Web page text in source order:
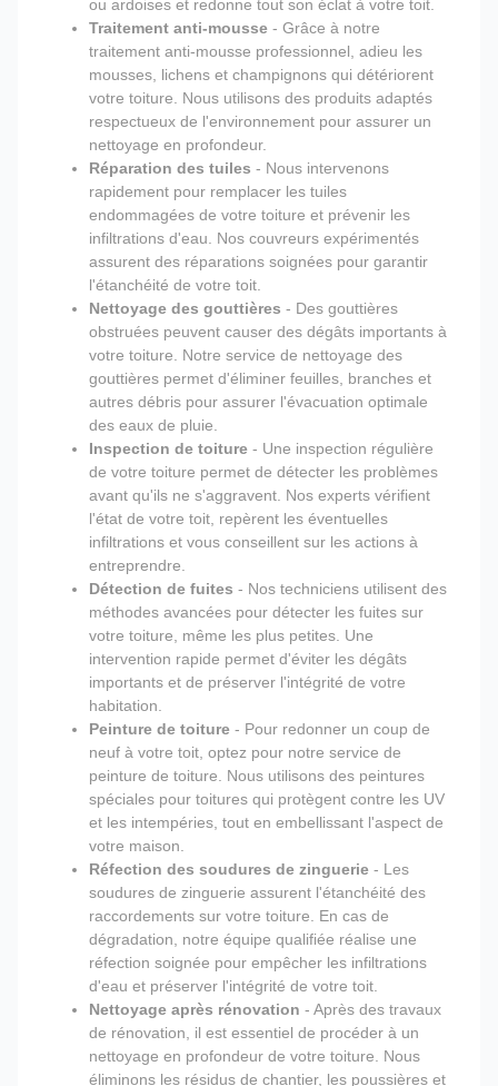
ou ardoises et redonne tout son éclat à votre toit.
Traitement anti-mousse - Grâce à notre
traitement anti-mousse professionnel, adieu les
mousses, lichens et champignons qui détériorent
votre toiture. Nous utilisons des produits adaptés
respectueux de l'environnement pour assurer un
nettoyage en profondeur.
Réparation des tuiles - Nous intervenons
rapidement pour remplacer les tuiles
endommagées de votre toiture et prévenir les
infiltrations d'eau. Nos couvreurs expérimentés
assurent des réparations soignées pour garantir
l'étanchéité de votre toit.
Nettoyage des gouttières - Des gouttières
obstruées peuvent causer des dégâts importants à
votre toiture. Notre service de nettoyage des
gouttières permet d'éliminer feuilles, branches et
autres débris pour assurer l'évacuation optimale
des eaux de pluie.
Inspection de toiture - Une inspection régulière
de votre toiture permet de détecter les problèmes
avant qu'ils ne s'aggravent. Nos experts vérifient
l'état de votre toit, repèrent les éventuelles
infiltrations et vous conseillent sur les actions à
entreprendre.
Détection de fuites - Nos techniciens utilisent des
méthodes avancées pour détecter les fuites sur
votre toiture, même les plus petites. Une
intervention rapide permet d'éviter les dégâts
importants et de préserver l'intégrité de votre
habitation.
Peinture de toiture - Pour redonner un coup de
neuf à votre toit, optez pour notre service de
peinture de toiture. Nous utilisons des peintures
spéciales pour toitures qui protègent contre les UV
et les intempéries, tout en embellissant l'aspect de
votre maison.
Réfection des soudures de zinguerie - Les
soudures de zinguerie assurent l'étanchéité des
raccordements sur votre toiture. En cas de
dégradation, notre équipe qualifiée réalise une
réfection soignée pour empêcher les infiltrations
d'eau et préserver l'intégrité de votre toit.
Nettoyage après rénovation - Après des travaux
de rénovation, il est essentiel de procéder à un
nettoyage en profondeur de votre toiture. Nous
éliminons les résidus de chantier, les poussières et